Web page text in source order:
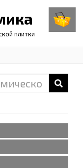
плитки